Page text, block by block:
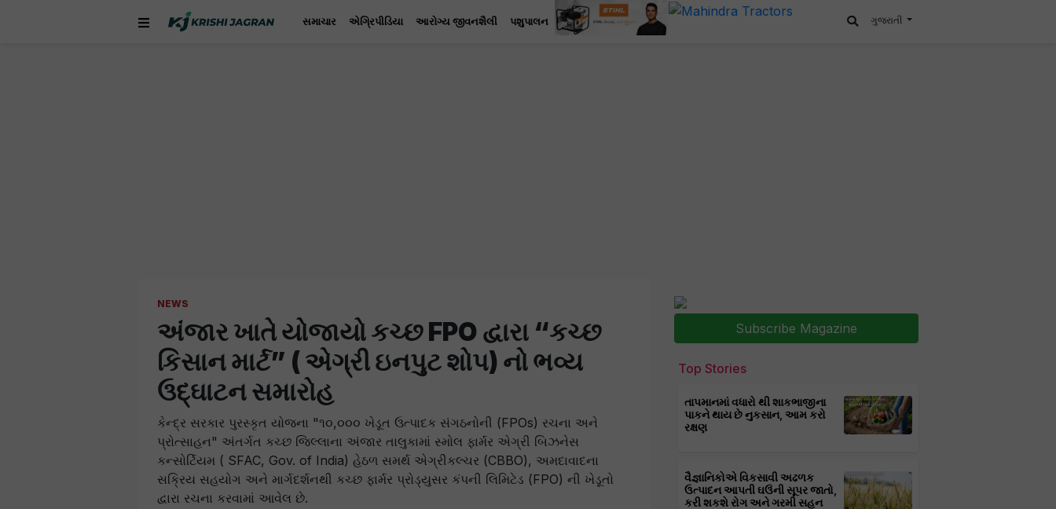
સમાચાર એગ્રિપીડિયા આરોગ્ય જીવનશૈલી પશુપાલન ગુજરાતી
NEWS
અંજાર ખાતે યોજાયો કચ્છ FPO દ્વારા “કચ્છ
કિસાન માર્ટ” ( એગ્રી ઇનપુટ શોપ) નો ભવ્ય
ઉદ્ઘાટન સમારોહ
કેન્દ્ર સરકાર પુરસ્કૃત યોજના "૧૦,૦૦૦ ખેડૂત ઉત્પાદક સંગઠનોની (FPOs) રચના અને
પ્રોત્સાહન" અંતર્ગત કચ્છ જિલ્લાના અંજાર તાલુકામાં સ્મોલ ફાર્મર એગ્રી બિઝનેસ
કન્સોર્ટિયમ ( SFAC, Gov. of India) હેઠળ સમર્થ એગ્રીકલ્ચર (CBBO), અમદાવાદના
સક્રિય સહયોગ અને માર્ગદર્શનથી કચ્છ ફાર્મર પ્રોડ્યુસર કંપની લિમિટેડ (FPO) ની ખેડૂતો
દ્વારા રચના કરવામાં આવેલ છે.
Subscribe Magazine
Top Stories
તાપમાનમાં વધારો થી શાકભાજીના
પાકને થાય છે નુકસાન, આમ કરો
રક્ષણ
વૈજ્ઞાનિકોએ વિકસાવી અઢળક
ઉત્પાદન આપતી ઘઉંની સૂપર જાતો,
કરી શકશે રોગ અને ગરમી સહન